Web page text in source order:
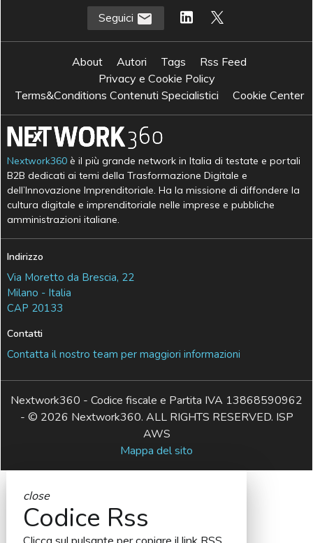
Seguici
About Autori Tags
Rss Feed
Privacy e Cookie Policy
Terms&Conditions Contenuti Specialistici
Cookie Center
Nextwork360 è il più grande network in Italia di testate e portali
B2B dedicati ai temi della Trasformazione Digitale e
dell’Innovazione Imprenditoriale. Ha la missione di diffondere la
cultura digitale e imprenditoriale nelle imprese e pubbliche
amministrazioni italiane.
Indirizzo
Via Moretto da Brescia, 22
Milano - Italia
CAP 20133
Contatti
Contatta il nostro team per maggiori informazioni
Nextwork360 - Codice fiscale e Partita IVA 13868590962
- © 2026 Nextwork360. ALL RIGHTS RESERVED. ISP
AWS
Mappa del sito
close
Codice Rss
Clicca sul pulsante per copiare il link RSS